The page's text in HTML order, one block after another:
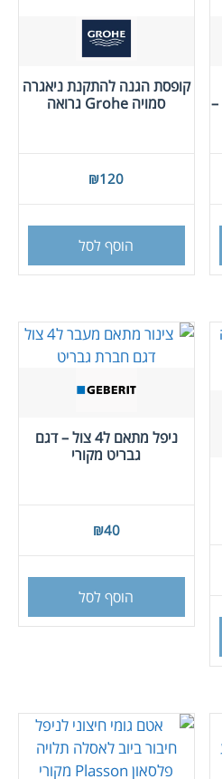
מים מהמיכל גבריט Geberit –
קופסת הגנה להתקנת ניאגרה
סמויה Grohe גרואה
₪120
הוסף לסל
ניפל מתאם ל4 צול – דגם
גבריט מקורי
₪40
הוסף לסל